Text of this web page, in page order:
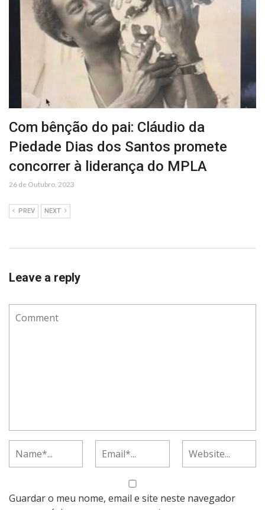
Com bênção do pai: Cláudio da
Piedade Dias dos Santos promete
concorrer à liderança do MPLA
26 de Outubro, 2023
PREV NEXT
Leave a reply
Guardar o meu nome, email e site neste navegador